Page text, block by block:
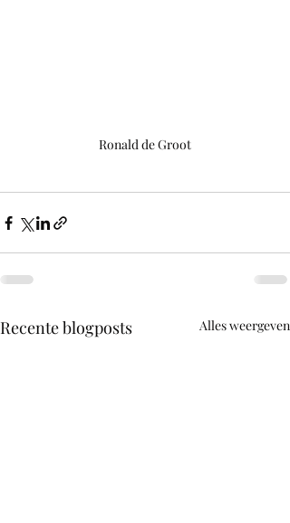
Ronald de Groot
Recente blogposts Alles weergeven